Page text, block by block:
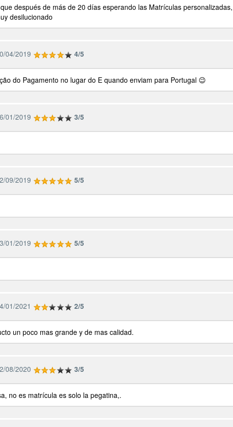
después de más de 20 días esperando las Matrículas
desilucionado
04/2019 4/5
do Pagamento no lugar do E quando enviam para Portugal 😉
01/2019 3/5
09/2019 5/5
01/2019 5/5
01/2021 2/5
un poco mas grande y de mas calidad.
08/2020 3/5
no es matrícula es solo la pegatina,.